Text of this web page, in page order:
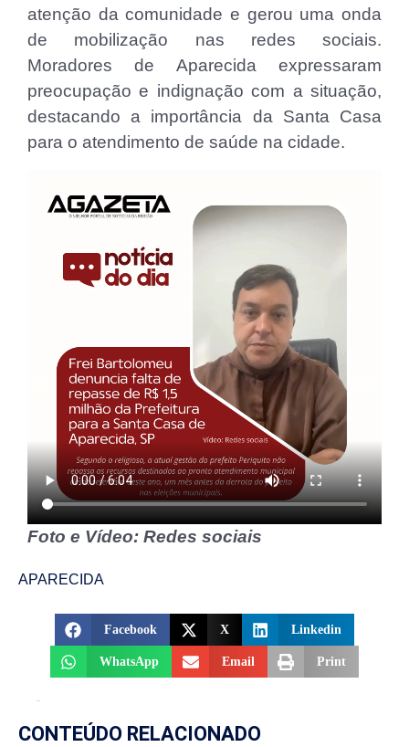
atenção da comunidade e gerou uma onda
de mobilização nas redes sociais.
Moradores de Aparecida expressaram
preocupação e indignação com a situação,
destacando a importância da Santa Casa
para o atendimento de saúde na cidade.
Foto e Vídeo: Redes sociais
APARECIDA
Facebook X Linkedin
WhatsApp Email Print
CONTEÚDO RELACIONADO